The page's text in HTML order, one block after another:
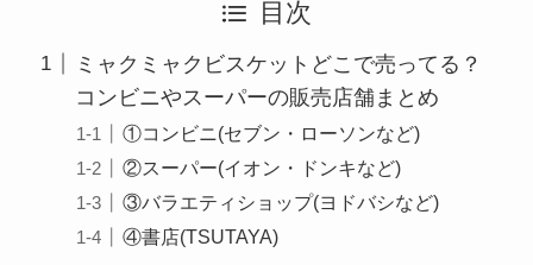
目次
ミャクミャクビスケットどこで売ってる？
コンビニやスーパーの販売店舗まとめ
①コンビニ(セブン・ローソンなど)
②スーパー(イオン・ドンキなど)
③バラエティショップ(ヨドバシなど)
④書店(TSUTAYA)